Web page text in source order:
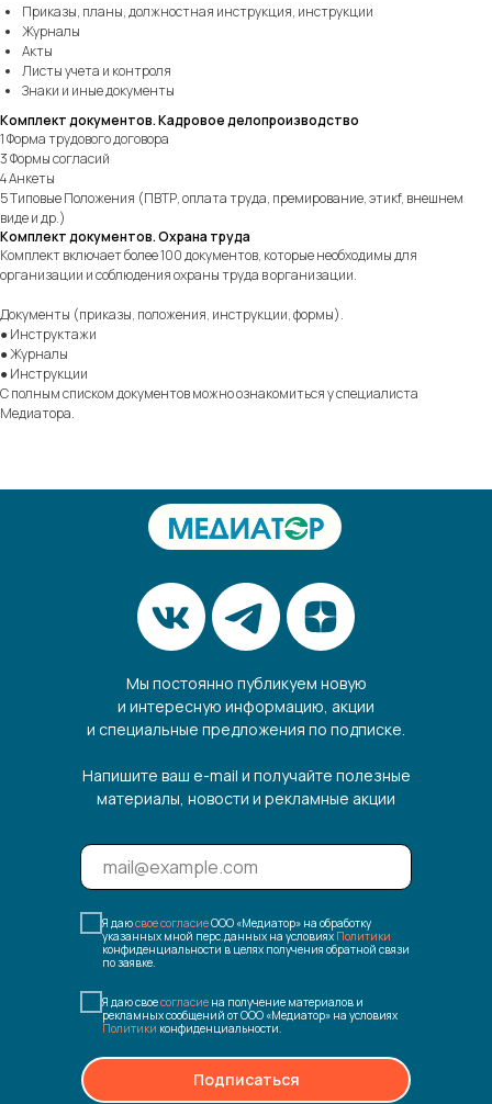
Приказы, планы, должностная инструкция, инструкции
Журналы
Акты
Листы учета и контроля
Знаки и иные документы
Комплект документов. Кадровое делопроизводство
1 Форма трудового договора
3 Формы согласий
4 Анкеты
5 Типовые Положения (ПВТР, оплата труда, премирование, этикf, внешнем
виде и др.)
Комплект документов. Охрана труда
Комплект включает более 100 документов, которые необходимы для
организации и соблюдения охраны труда в организации.
Документы (приказы, положения, инструкции, формы).
● Инструктажи
● Журналы
● Инструкции
С полным списком документов можно ознакомиться у специалиста
Медиатора.
Мы постоянно публикуем новую
и интересную информацию, акции
и специальные предложения по подписке.
Напишите ваш e-mail и получайте полезные
материалы, новости и рекламные акции
Я даюсвое согласиеООО «Медиатор» на обработку
указанных мной перс.данных на условиях Политики
конфиденциальности в целях получения обратной связи
по заявке.
Я даю своесогласие на получение материалов и
рекламных сообщений от ООО «Медиатор» на условиях
Политики конфиденциальности.
Подписаться